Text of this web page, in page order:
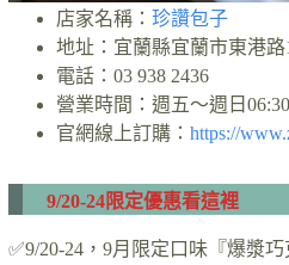
店家名稱： 珍讚包子
地址：宜蘭縣宜蘭市東港路
電話：03 938 2436
營業時間：週五～週日
官網線上訂購： https://
9/20-24限定優惠看這裡
✅9/20-24，9月限定口味『爆漿